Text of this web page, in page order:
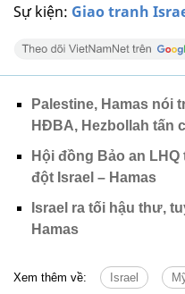
Sự kiện: Giao tranh
Palestine, Hamas nói
HĐBA, Hezbollah tấn
Hội đồng Bảo an
đột Israel – Hamas
Israel ra tối hậu thư,
Hamas
Xem thêm về: Israel